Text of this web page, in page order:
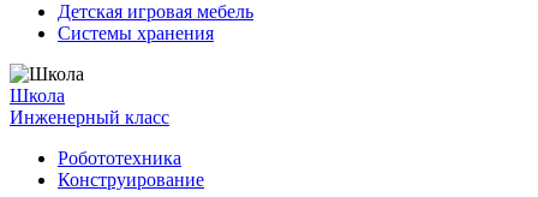
Детская игровая мебель
Системы хранения
Школа
Инженерный класс
Робототехника
Конструирование